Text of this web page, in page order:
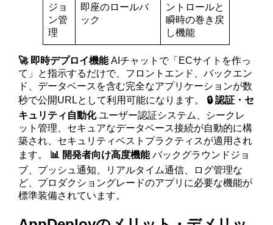
ジョ
ン管
理
即座のロールバ
ック
ントロールと
瞬時の巻き戻
し機能
🚀 即時デプロイ機能AIチャットで「ECサイトを作っ
て」と指示するだけで、フロントエンド、バックエン
ド、データベースを含む完全なアプリケーションが数
秒で公開URLとして利用可能になります。 🔒 認証・セ
キュリティ自動化ユーザー認証システム、シークレ
ット管理、セキュアなデータベース接続が自動的に構
築され、セキュリティベストプラクティスが適用され
ます。 📊 開発者向け高度機能バックグラウンドジョ
ブ、プッシュ通知、リアルタイム通信、ログ管理な
ど、プロダクショングレードのアプリに必要な機能が
標準装備されています。